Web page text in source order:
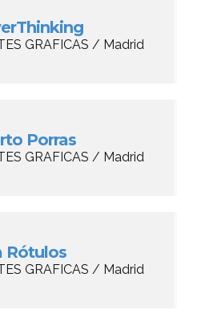
GRAFICAS / Madrid
Porras
GRAFICAS / Madrid
Rótulos
GRAFICAS / Madrid